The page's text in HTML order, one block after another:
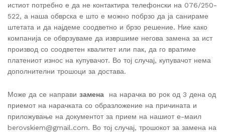
истиот потребно е да не контактира телефонски на 076/250-
522, а наша обврска е што е можно побрзо да ја санираме
штетата и да најдеме соодветно и брзо решение. Ние како
компанија се обврзуваме да извршиме негова замена за ист
производ со соодветен квалитет или пак, да го вратиме
платениот износ на купувачот. Во тој случај, купувачот нема
дополнителни трошоци за достава.
Може да се направи замена на нарачка во рок од 3 дена од
приемот на нарачката со образложение на причината и
приложување на документот за прием на нашиот е-маил
berovskiem@gmail.com. Во тој случај, трошокот за замена на